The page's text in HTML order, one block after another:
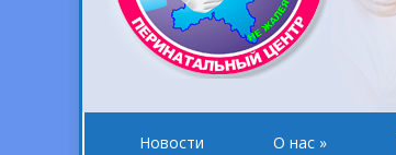
Новости О нас »